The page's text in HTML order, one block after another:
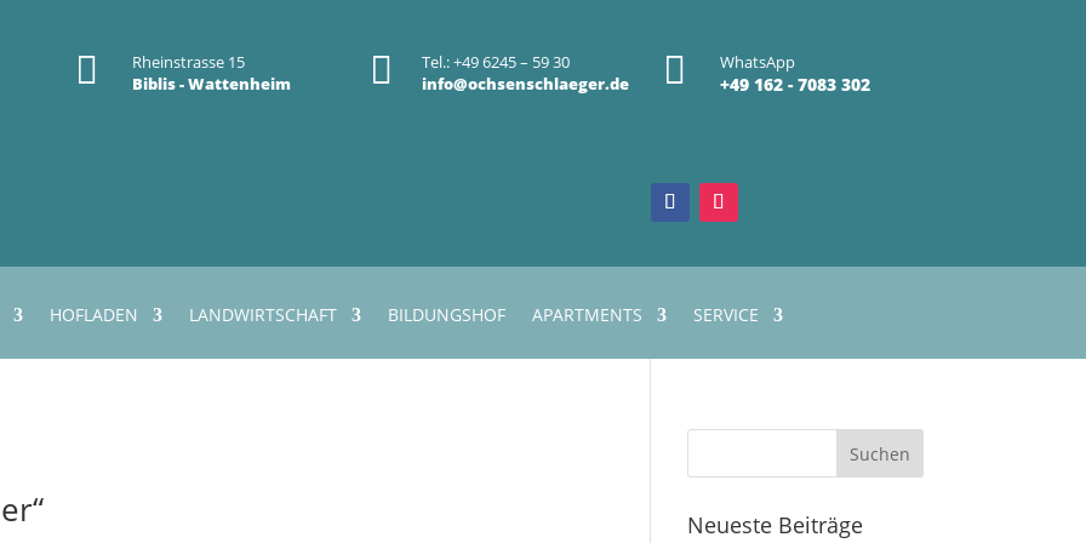

Rheinstrasse 15
Biblis - Wattenheim

Tel.: +49 6245 – 59 30
info@ochsenschlaeger.de
 WhatsApp
+49 162 - 7083 302
HOFLADEN LANDWIRTSCHAFT BILDUNGSHOF APARTMENTS SERVICE
Neueste Beiträge